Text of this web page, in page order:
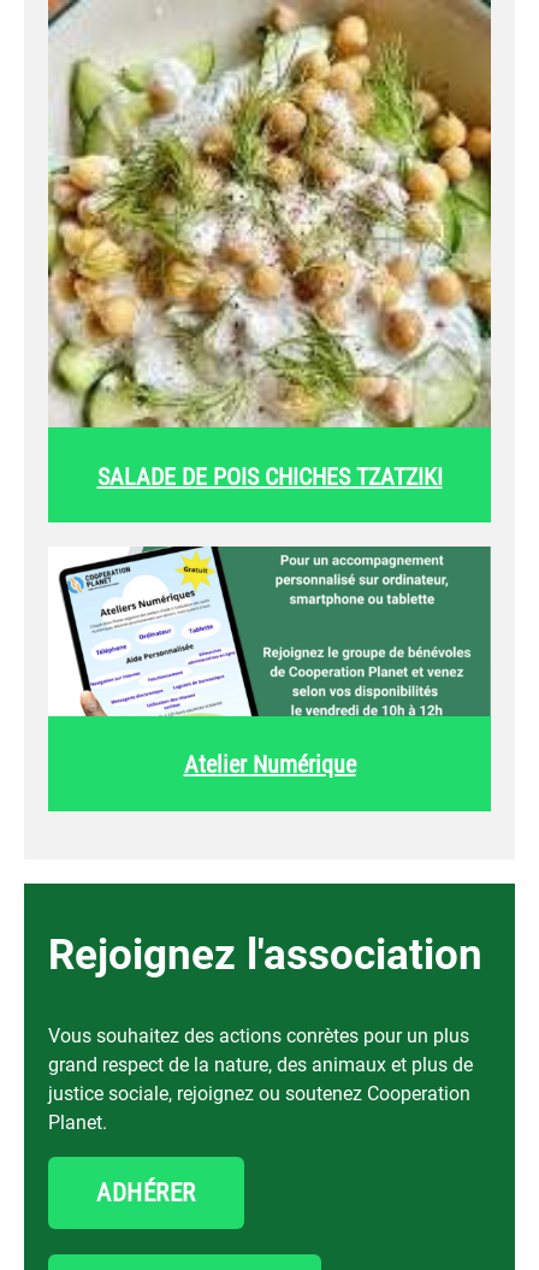
SALADE DE POIS CHICHES TZATZIKI
Atelier Numérique
Rejoignez l'association
Vous souhaitez des actions conrètes pour un plus
grand respect de la nature, des animaux et plus de
justice sociale, rejoignez ou soutenez Cooperation
Planet.
ADHÉRER